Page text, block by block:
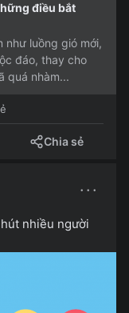
điều bắt
như luồng gió mới,
đáo, thay cho
quá nhàm...
Chia sẻ
···
nhiều người